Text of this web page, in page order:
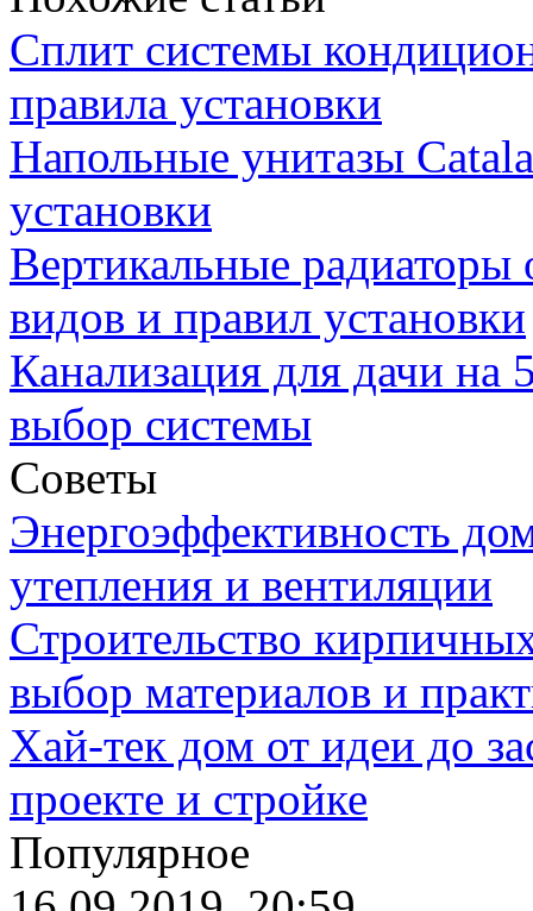
Сплит системы
правила установки
Напольные унитазы
установки
Вертикальные радиаторы
видов и правил установки
Канализация для дачи на
выбор системы
Советы
Энергоэффективность
утепления и вентиляции
Строительство
выбор материалов и
Хай-тек дом от идеи до
проекте и стройке
Популярное